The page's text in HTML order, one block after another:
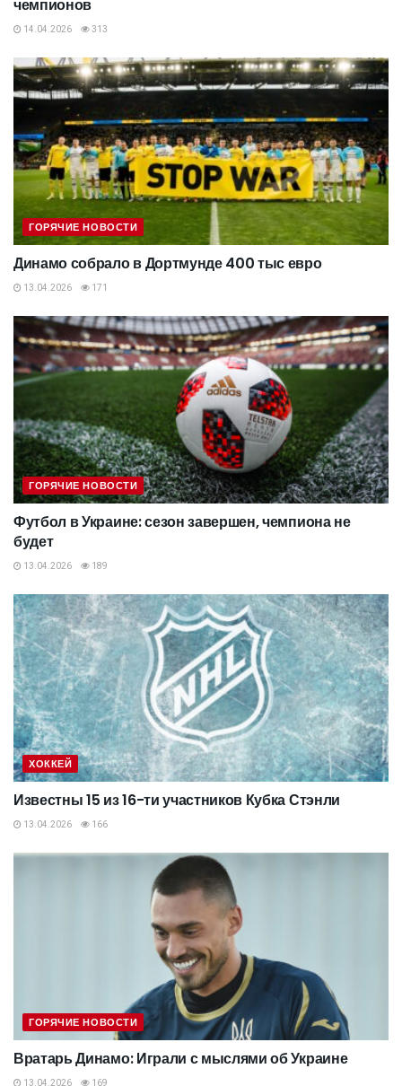
чемпионов
14.04.2026 313
ГОРЯЧИЕ НОВОСТИ
Динамо собрало в Дортмунде 400 тыс евро
13.04.2026 171
ГОРЯЧИЕ НОВОСТИ
Футбол в Украине: сезон завершен, чемпиона не
будет
13.04.2026 189
ХОККЕЙ
Известны 15 из 16-ти участников Кубка Стэнли
13.04.2026 166
ГОРЯЧИЕ НОВОСТИ
Вратарь Динамо: Играли с мыслями об Украине
13.04.2026 169